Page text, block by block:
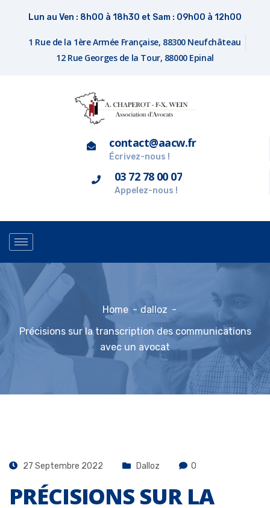
Lun au Ven : 8h00 à 18h30 et Sam : 09h00 à 12h00
1 Rue de la 1ère Armée Française, 88300 Neufchâteau
12 Rue Georges de la Tour, 88000 Epinal
contact@aacw.fr
Écrivez-nous !
03 72 78 00 07
Appelez-nous !
Home
dalloz
Précisions sur la transcription des communications
avec un avocat
27 Septembre 2022 Dalloz 0
PRÉCISIONS SUR LA